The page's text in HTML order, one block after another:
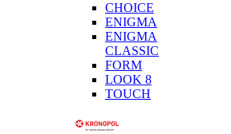
CHOICE
ENIGMA
ENIGMA
CLASSIC
FORM
LOOK 8
TOUCH